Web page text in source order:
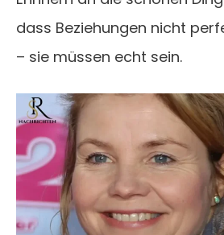
dass Beziehungen nicht
– sie müssen echt sein.